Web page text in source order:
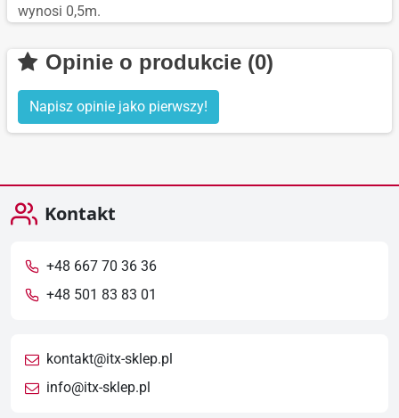
wynosi 0,5m.
Opinie o produkcie (0)
Napisz opinie jako pierwszy!
Kontakt
+48 667 70 36 36
+48 501 83 83 01
kontakt@itx-sklep.pl
info@itx-sklep.pl